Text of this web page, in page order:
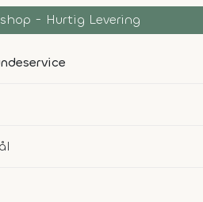
- Hurtig Levering